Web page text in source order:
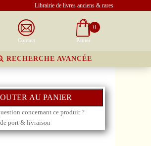
Librairie de livres anciens & rares
Contact
0
Panier
RECHERCHE AVANCÉE
concernant ce produit ?
port & livraison